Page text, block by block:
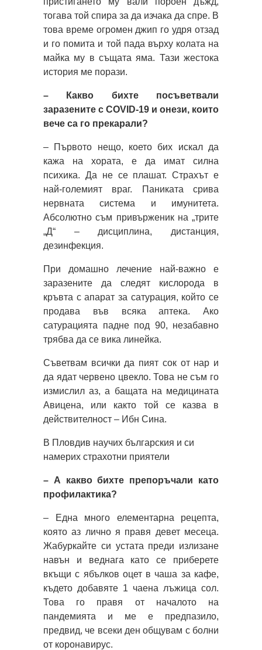
тогава той спира за да изчака да спре. В
това време огромен джип го удря отзад
и го помита и той пада върху колата на
майка му в същата яма. Тази жестока
история ме порази.
– Какво бихте посъветвали
заразените с COVID-19 и онези, които
вече са го прекарали?
– Първото нещо, което бих искал да
кажа на хората, е да имат силна
психика. Да не се плашат. Страхът е
най-големият враг. Паниката срива
нервната система и имунитета.
Абсолютно съм привърженик на „трите
„Д“ – дисциплина, дистанция,
дезинфекция.
При домашно лечение най-важно е
заразените да следят кислорода в
кръвта с апарат за сатурация, който се
продава във всяка аптека. Ако
сатурацията падне под 90, незабавно
трябва да се вика линейка.
Съветвам всички да пият сок от нар и
да ядат червено цвекло. Това не съм го
измислил аз, а бащата на медицината
Авицена, или както той се казва в
действителност – Ибн Сина.
В Пловдив научих българския и си
намерих страхотни приятели
– А какво бихте препоръчали като
профилактика?
– Една много елементарна рецепта,
която аз лично я правя девет месеца.
Жабуркайте си устата преди излизане
навън и веднага като се приберете
вкъщи с ябълков оцет в чаша за кафе,
където добавяте 1 чаена лъжица сол.
Това го правя от началото на
пандемията и ме е предпазило,
предвид, че всеки ден общувам с болни
от коронавирус.